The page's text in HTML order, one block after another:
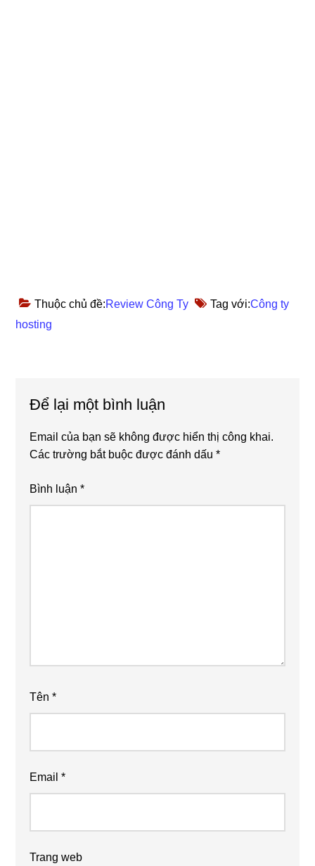
Thuộc chủ đề:Review Công Ty Tag với:Công ty
hosting
Interactions
Để lại một bình luận
Email của bạn sẽ không được hiển thị công khai.
Các trường bắt buộc được đánh dấu*
Bình luận*
Tên*
Email*
Trang web